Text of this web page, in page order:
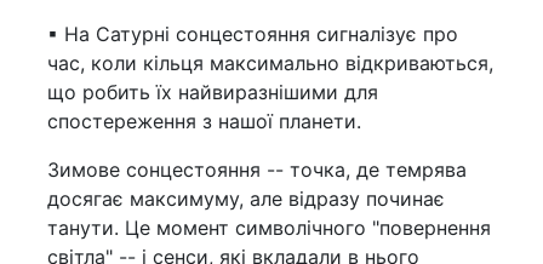
▪ На Сатурні сонцестояння сигналізує про
час, коли кільця максимально відкриваються,
що робить їх найвиразнішими для
спостереження з нашої планети.
Зимове сонцестояння -- точка, де темрява
досягає максимуму, але відразу починає
танути. Це момент символічного "повернення
світла" -- і сенси, які вкладали в нього